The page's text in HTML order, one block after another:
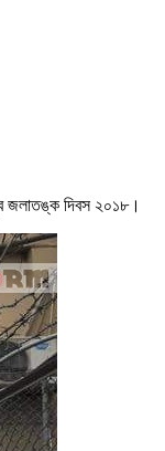
জলাতঙ্ক দিবস ২০১৮।